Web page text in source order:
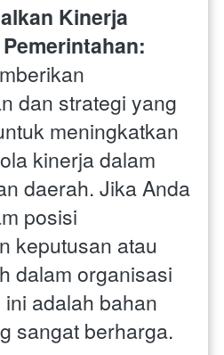
Kinerja
dan strategi yang
meningkatkan
kinerja dalam
daerah. Jika Anda
posisi
keputusan atau
dalam organisasi
adalah bahan
sangat berharga.